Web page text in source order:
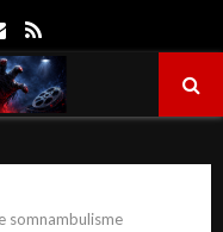
Email
somnambulisme